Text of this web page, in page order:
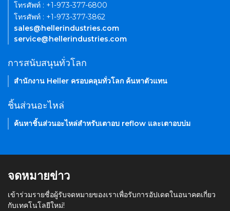
โทรศัพท์ : +1-973-377-6800
โทรศัพท์ : +1-973-377-3862
sales@hellerindustries.com
service@hellerindustries.com
การสนับสนุนทั่วโลก
สำนักงาน Heller ครอบคลุมทั่วโลก ค้นหาตัวแทน
ชิ้นส่วนอะไหล่
ค้นหาชิ้นส่วนอะไหล่สำหรับเตาอบ reflow และเตาอบบ่ม
จดหมายข่าว
เข้าร่วมรายชื่อผู้รับจดหมายของเราเพื่อรับการอัปเดตในอนาคตเกี่ยว
กับเทคโนโลยีใหม่!